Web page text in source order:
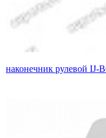
наконечник рулевой IJ-